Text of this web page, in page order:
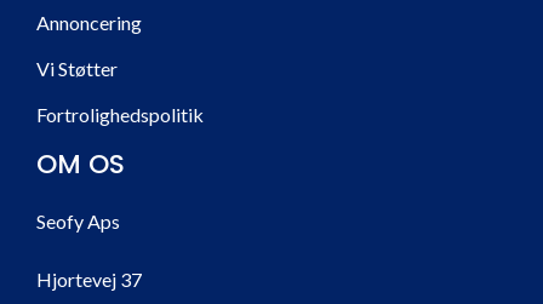
Annoncering
Vi Støtter
Fortrolighedspolitik
OM OS
Seofy Aps
Hjortevej 37